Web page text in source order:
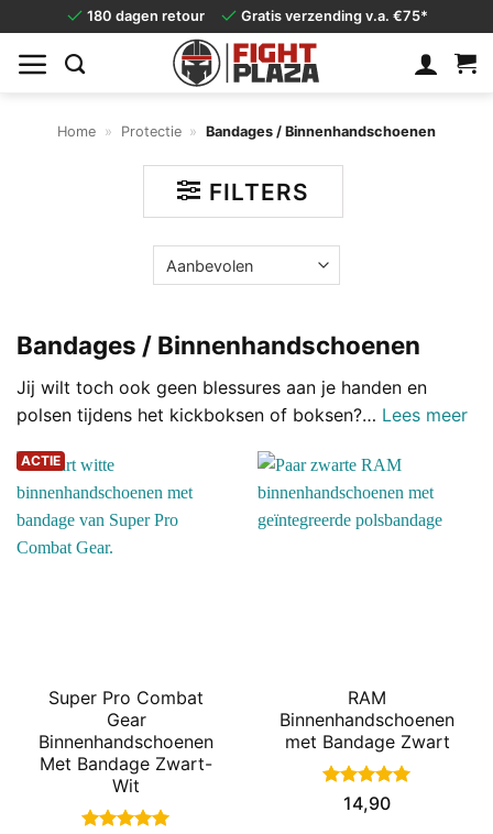
naar
inhoud
180 dagen retour Gratis verzending v.a. €75*
Home » Protectie » Bandages / Binnenhandschoenen
FILTERS
Bandages / Binnenhandschoenen
Jij wilt toch ook geen blessures aan je handen en
polsen tijdens het kickboksen of boksen?… Lees meer
ACTIE
Super Pro Combat
Gear
Binnenhandschoenen
Met Bandage Zwart-
Wit
RAM
Binnenhandschoenen
met Bandage Zwart
Gewaardeerd
uit 5
14,90